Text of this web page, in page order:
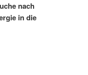
nach
in die